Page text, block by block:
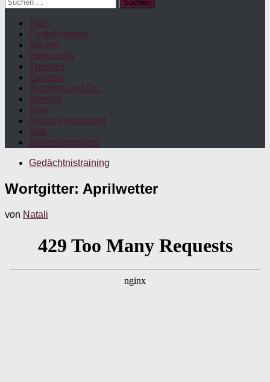
nach:
Start
Fortbildungen
Bücher
Betreuung
Themen
Exklusiv
Taschen und Co.
Kontakt
Maw
Nichts verpassen!
App
Stellenangebote
Gedächtnistraining
Wortgitter: Aprilwetter
von Natali